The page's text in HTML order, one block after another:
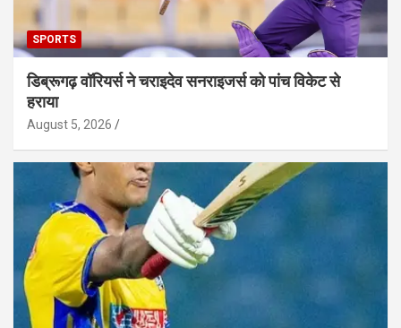
SPORTS
डिब्रूगढ़ वॉरियर्स ने चराइदेव सनराइजर्स को पांच विकेट से
हराया
August 5, 2026